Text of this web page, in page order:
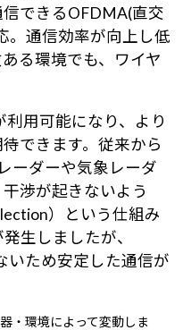
できるOFDMA(直交
。通信効率が向上し低
る環境でも、ワイヤ
用可能になり、より
できます。従来から
ーダーや気象レーダ
渉が起きないよう
）という仕組み
生しましたが、
いため安定した通信が
・環境によって変動しま